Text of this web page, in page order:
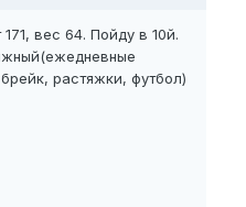
вес 64. Пойду в 10й.
растяжки, футбол)